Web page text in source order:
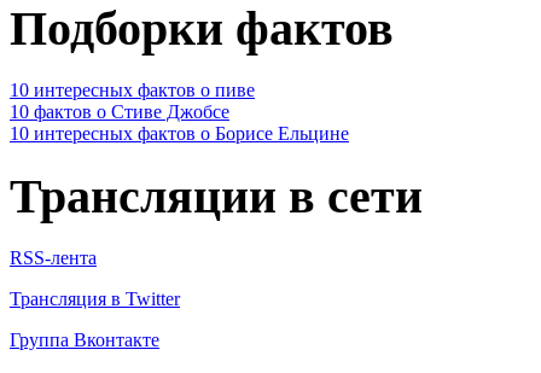
Подборки фактов
10 интересных фактов о пиве
10 фактов о Стиве Джобсе
10 интересных фактов о Борисе Ельцине
Трансляции в сети
RSS-лента
Трансляция в Twitter
Группа Вконтакте